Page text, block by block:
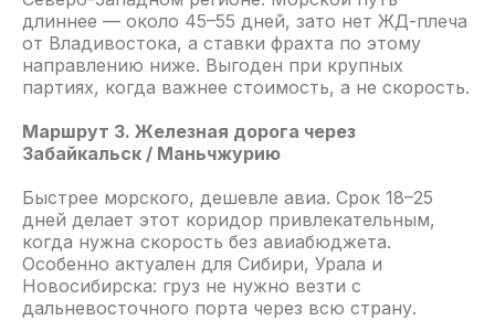
длиннее — около 45–55 дней, зато нет ЖД-плеча
от Владивостока, а ставки фрахта по этому
направлению ниже. Выгоден при крупных
партиях, когда важнее стоимость, а не скорость.
Маршрут 3. Железная дорога через
Забайкальск / Маньчжурию
Быстрее морского, дешевле авиа. Срок 18–25
дней делает этот коридор привлекательным,
когда нужна скорость без авиабюджета.
Особенно актуален для Сибири, Урала и
Новосибирска: груз не нужно везти с
дальневосточного порта через всю страну.
Рассчитать стоимость доставки
контейнера из Китая
стоимости доставки груза в течение
суток
Откуда
Шанхай
КОММЕРЧЕСКОЕ
ПРЕДЛОЖЕНИЕ